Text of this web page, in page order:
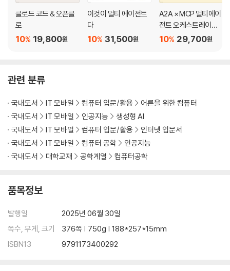
CHAPTER 06 동영상 생성 AI
01 동영상 생성 AI의 개요
02 동영상 생성 AI의 유형
03 [실습] 이매진아트로 동영상 생성하기
PART 03 생성형 AI 활용 실습
CHAPTER 07 대화형 AI의 활용
01 [실습] 제품 기획안 작성하기
02 [실습] 리포트 작성하기
03 [실습] 원어민 강사와 영어로 대화하기
04 [실습] 필요한 정보 추출하기
CHAPTER 08 멀티 콘텐츠 AI의 활용 Ⅰ
02 [실습] 콘텐츠 요약 및 번역하기
03 [실습] 콘텐츠 세부 정보 확인하기
04 [실습] 동영상 제작하기
클로드 코드 & 오픈클
로
19,800원
10%
이것이 멀티 에이전트
다
31,500원
10%
A2A × MCP 멀티에이
전트 오케스트레이션
실전 29,700원
10%
관련 분류
국내도서 IT 모바일 컴퓨터 입문/활용
어른을 위한 컴퓨터
국내도서
IT 모바일 인공지능
생성형 AI
국내도서
IT 모바일 컴퓨터 입문/활용
인터넷 입문서
국내도서
IT 모바일 컴퓨터 공학
인공지능
국내도서
대학교재 공학계열 컴퓨터공학
품목정보
발행일
2025년 06월 30일
쪽수, 무게, 크기
376쪽 | 750g | 188*257*15mm
ISBN13
9791173400292